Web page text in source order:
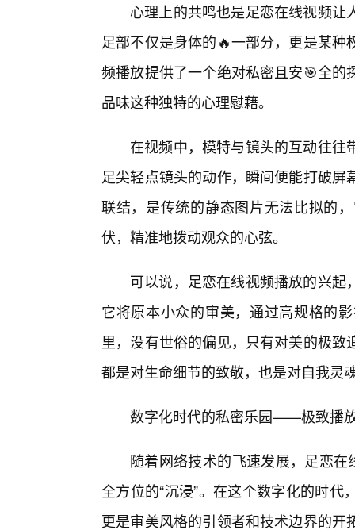
心理上的共鸣也是足恋在线视频
足部不仅是身体的🔥一部分，更是某
频播放提供了一个绝对私密且安🎯全
品味这种独特的心理慰藉。
在视频中，模特与镜头的互动往
足尖轻点镜头的动作，瞬间便能打破
联结，是传统的静态图片无法比拟的
伏，精准地拨动观众的心弦。
可以说，足恋在线视频播放的兴
它将原本小众的审美，通过高规格的
里，没有世俗的偏见，只有对美的极
都是对生命细节的致敬，也是对自我灵
数字化时代的私密乐园——极致播
随着网络技术的飞速发展，足恋在
全方位的“沉浸”。在这个数字化的时
更是审美风格的引领者和技术边界的